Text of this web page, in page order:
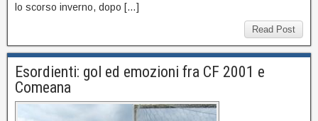
lo scorso inverno, dopo […]
Read Post
Esordienti: gol ed emozioni fra CF 2001 e
Comeana